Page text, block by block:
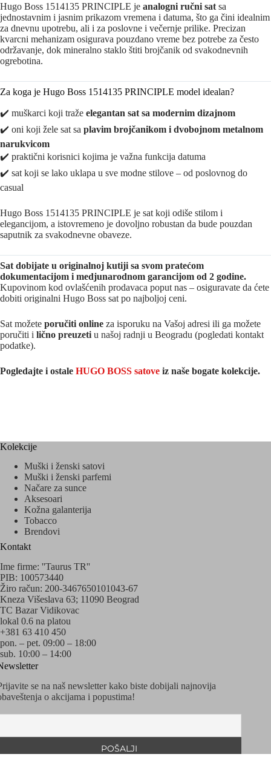
Hugo Boss 1514135 PRINCIPLE je analogni ručni sat sa
jednostavnim i jasnim prikazom vremena i datuma, što ga čini idealnim
za dnevnu upotrebu, ali i za poslovne i večernje prilike. Precizan
kvarcni mehanizam osigurava pouzdano vreme bez potrebe za često
održavanje, dok mineralno staklo štiti brojčanik od svakodnevnih
ogrebotina.
Za koga je Hugo Boss 1514135 PRINCIPLE model idealan?
✔️ muškarci koji traže elegantan sat sa modernim dizajnom
✔️ oni koji žele sat sa plavim brojčanikom i dvobojnom metalnom
narukvicom
✔️ praktični korisnici kojima je važna funkcija datuma
✔️ sat koji se lako uklapa u sve modne stilove – od poslovnog do
casual
Hugo Boss 1514135 PRINCIPLE je sat koji odiše stilom i
elegancijom, a istovremeno je dovoljno robustan da bude pouzdan
saputnik za svakodnevne obaveze.
Sat dobijate u originalnoj kutiji sa svom pratećom
dokumentacijom i medjunarodnom garancijom od 2 godine.
Kupovinom kod ovlašćenih prodavaca poput nas – osiguravate da ćete
dobiti originalni Hugo Boss sat po najboljoj ceni.
Sat možete poručiti online za isporuku na Vašoj adresi ili ga možete
poručiti i lično preuzetiu našoj radnji u Beogradu (pogledati kontakt
podatke).
Pogledajte i ostale HUGO BOSS satove iz naše bogate kolekcije.
Kolekcije
Muški i ženski satovi
Muški i ženski parfemi
Načare za sunce
Aksesoari
Kožna galanterija
Tobacco
Brendovi
Kontakt
Ime firme: ''Taurus TR''
PIB: 100573440
Žiro račun: 200-3467650101043-67
Kneza Višeslava 63; 11090 Beograd
TC Bazar Vidikovac
lokal 0.6 na platou
+381 63 410 450
pon. – pet. 09:00 – 18:00
sub. 10:00 – 14:00
se na naš newsletter kako biste dobijali najnovija
o akcijama i popustima!